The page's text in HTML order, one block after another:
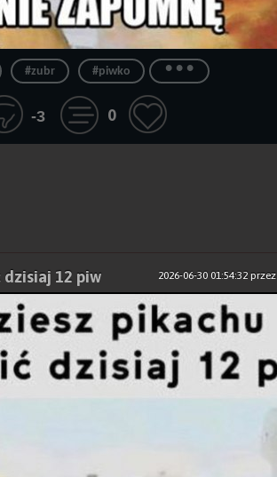
#zubr #piwko ...
-3 0
2026-06-30 01:54:32przez
dzisiaj 12 piw